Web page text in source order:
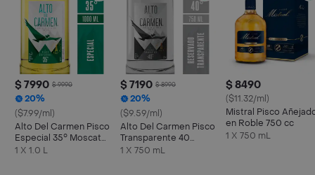
$ 7990 $ 9990
20%
($7.99/ml)
Alto Del Carmen Pisco
Especial 35° Moscatel
100% Uvas Finas 1 L
1 X 1.0 L
$ 7190 $ 8990
20%
($9.59/ml)
Alto Del Carmen Pisco
Transparente 40
Grados 750 cc
1 X 750 mL
$ 8490
($11.32/ml)
Mistral Pisco
en Roble 750 cc
1 X 750 mL